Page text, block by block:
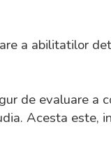
a abilitatilor
de evaluare a
Acesta este,